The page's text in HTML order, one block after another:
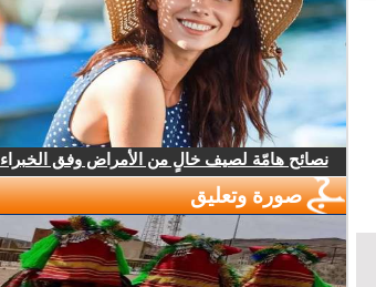
نصائح هامّة لصيف خالٍ من الأمراض وفق الخبراء
صورة وتعليق